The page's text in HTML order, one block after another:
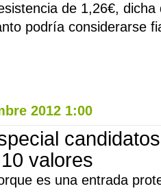
de 1,26€,
podría considerarse
2012 1:00
valores
es una entrada